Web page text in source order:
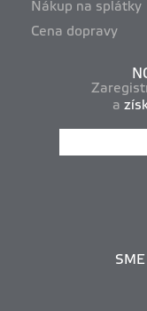
Nákup na splátky
Cena dopravy
a